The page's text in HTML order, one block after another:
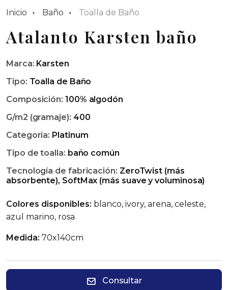
Inicio Baño Toalla de Baño
Atalanto Karsten baño
Marca: Karsten
Tipo: Toalla de Baño
Composición: 100% algodón
G/m2 (gramaje): 400
Categoría: Platinum
Tipo de toalla: baño común
Tecnología de fabricación: ZeroTwist (más
absorbente), SoftMax (más suave y voluminosa)
Colores disponibles: blanco, ivory, arena, celeste,
azul marino, rosa
Medida: 70x140cm
Consultar